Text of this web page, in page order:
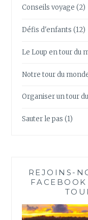
Conseils voyage (2)
Défis d'enfants (12)
Le Loup en tour du
Notre tour du
Organiser un tour
Sauter le pas (1)
REJOINS-